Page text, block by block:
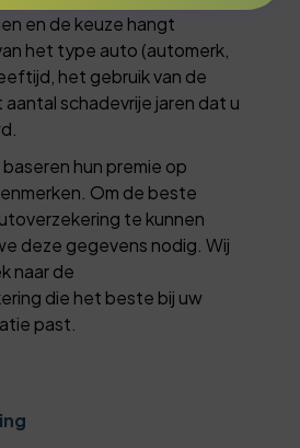
en de keuze hangt
het type auto (automerk,
het gebruik van de
aantal schadevrije jaren dat u
hun premie op
Om de beste
te kunnen
deze gegevens nodig. Wij
naar de
die het beste bij uw
past.